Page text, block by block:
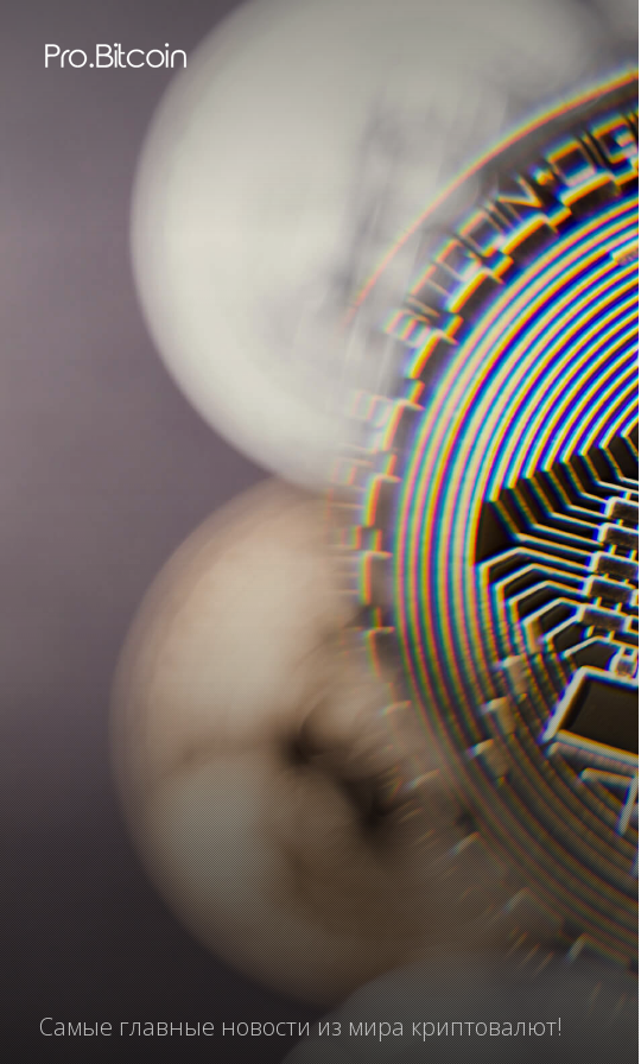
Самые главные новости из мира криптовалют!